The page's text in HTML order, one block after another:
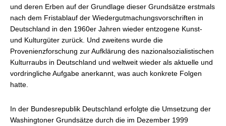
und deren Erben auf der Grundlage dieser Grundsätze erstmals
nach dem Fristablauf der Wiedergutmachungsvorschriften in
Deutschland in den 1960er Jahren wieder entzogene Kunst-
und Kulturgüter zurück. Und zweitens wurde die
Provenienzforschung zur Aufklärung des nazionalsozialistischen
Kulturraubs in Deutschland und weltweit wieder als aktuelle und
vordringliche Aufgabe anerkannt, was auch konkrete Folgen
hatte.
In der Bundesrepublik Deutschland erfolgte die Umsetzung der
Washingtoner Grundsätze durch die im Dezember 1999